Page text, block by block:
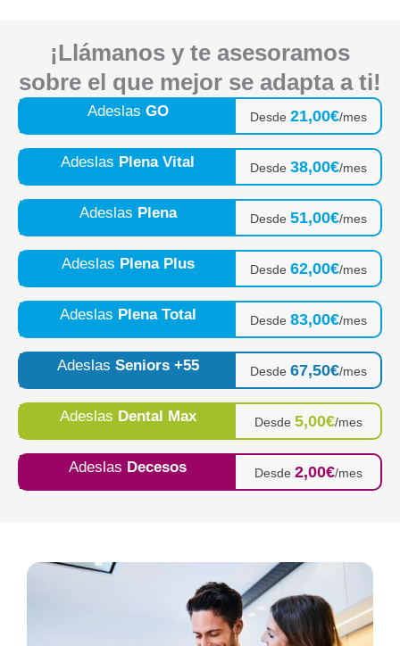
¡Llámanos y te asesoramos
sobre el que mejor se adapta a ti!
Adeslas GO Desde 21,00€/mes
Adeslas Plena Vital Desde 38,00€/mes
Adeslas Plena Desde 51,00€/mes
Adeslas Plena Plus Desde 62,00€/mes
Adeslas Plena Total Desde 83,00€/mes
Adeslas Seniors +55 Desde 67,50€/mes
Adeslas Dental Max Desde 5,00€/mes
Adeslas Decesos Desde 2,00€/mes